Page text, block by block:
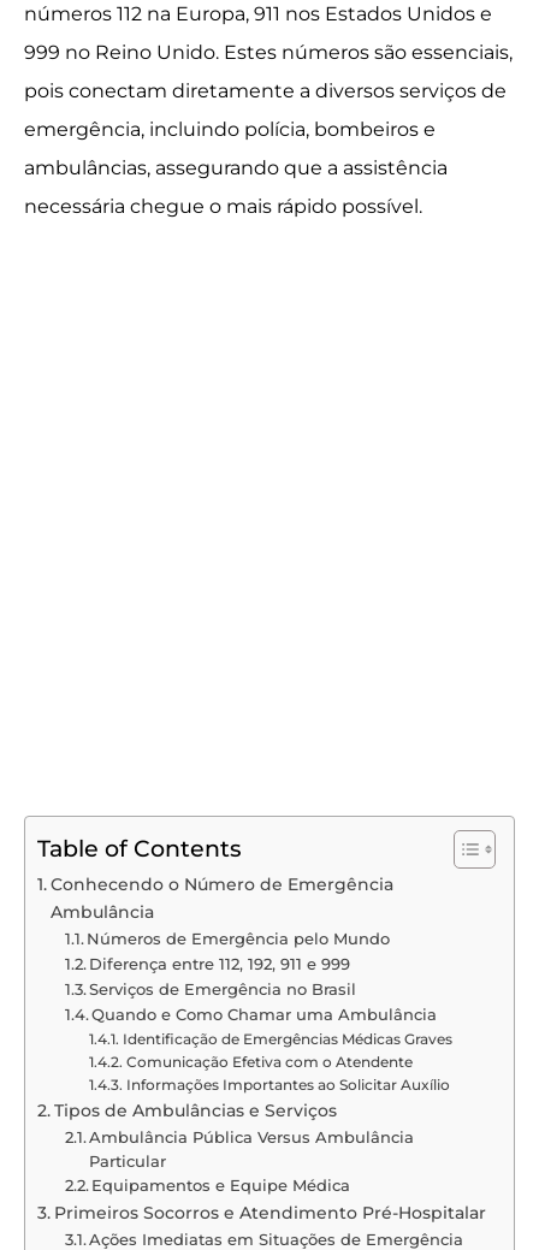
números 112 na Europa, 911 nos Estados Unidos e
999 no Reino Unido. Estes números são essenciais,
pois conectam diretamente a diversos serviços de
emergência, incluindo polícia, bombeiros e
ambulâncias, assegurando que a assistência
necessária chegue o mais rápido possível.
Table of Contents
Conhecendo o Número de Emergência
Ambulância
Números de Emergência pelo Mundo
Diferença entre 112, 192, 911 e 999
Serviços de Emergência no Brasil
Quando e Como Chamar uma Ambulância
Identificação de Emergências Médicas Graves
Comunicação Efetiva com o Atendente
Informações Importantes ao Solicitar Auxílio
Tipos de Ambulâncias e Serviços
Ambulância Pública Versus Ambulância
Particular
Equipamentos e Equipe Médica
Primeiros Socorros e Atendimento Pré-Hospitalar
Ações Imediatas em Situações de Emergência